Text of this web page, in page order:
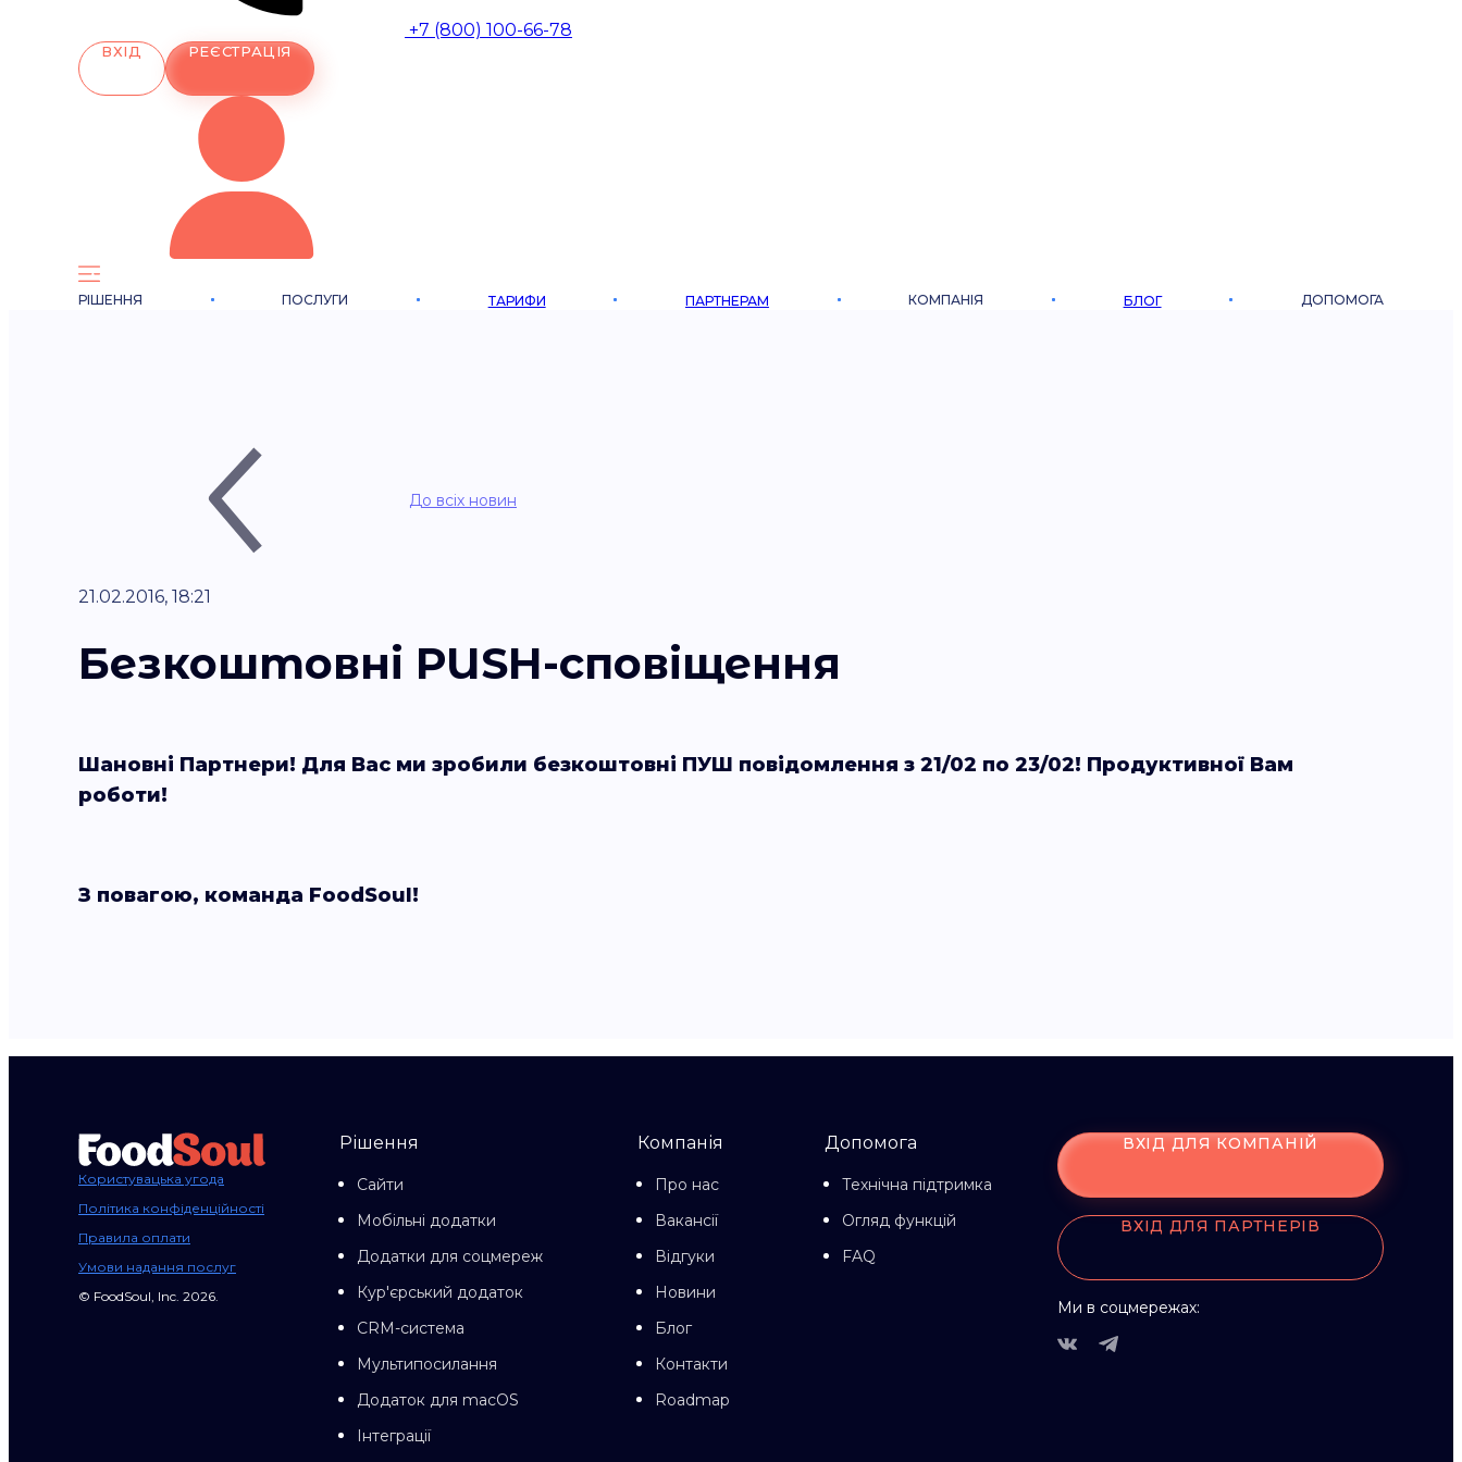
+7 (800) 100-66-78
ВХІД РЕЄСТРАЦІЯ
РІШЕННЯ ПОСЛУГИ ТАРИФИ ПАРТНЕРАМ КОМПАНІЯ БЛОГ ДОПОМОГА
До всіх новин
21.02.2016, 18:21
Безкоштовні PUSH-сповіщення
Шановні Партнери! Для Вас ми зробили безкоштовні ПУШ повідомлення з 21/02 по 23/02! Продуктивної Вам
роботи!
З повагою, команда FoodSoul!
Користувацька угода
Політика конфіденційності
Правила оплати
Умови надання послуг
© FoodSoul, Inc. 2026.
Рішення
Сайти
Мобільні додатки
Додатки для соцмереж
Кур'єрський додаток
CRM-система
Мультипосилання
Додаток для macOS
Інтеграції
Компанія
Про нас
Вакансії
Відгуки
Новини
Блог
Контакти
Roadmap
Допомога
Технічна підтримка
Огляд функцій
FAQ
ВХІД ДЛЯ КОМПАНІЙ
ВХІД ДЛЯ ПАРТНЕРІВ
Ми в соцмережах: